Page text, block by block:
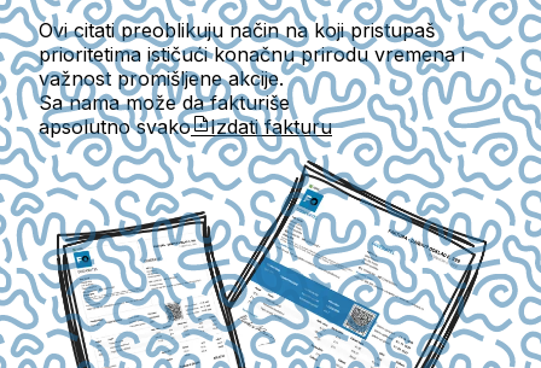
Ovi citati preoblikuju način na koji pristupaš
prioritetima ističući konačnu prirodu vremena i
važnost promišljene akcije.
Sa nama može da fakturiše
apsolutno svako
Izdati fakturu